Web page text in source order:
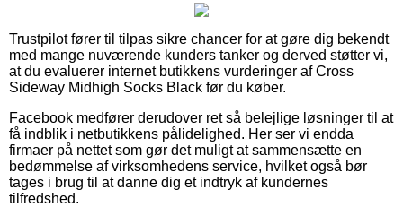
Trustpilot fører til tilpas sikre chancer for at gøre dig bekendt
med mange nuværende kunders tanker og derved støtter vi,
at du evaluerer internet butikkens vurderinger af Cross
Sideway Midhigh Socks Black før du køber.
Facebook medfører derudover ret så belejlige løsninger til at
få indblik i netbutikkens pålidelighed. Her ser vi endda
firmaer på nettet som gør det muligt at sammensætte en
bedømmelse af virksomhedens service, hvilket også bør
tages i brug til at danne dig et indtryk af kundernes
tilfredshed.